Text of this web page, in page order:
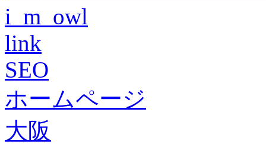
i_m_owl
link
SEO
ホームページ
大阪